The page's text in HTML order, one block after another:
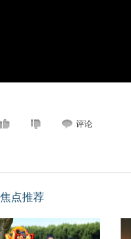
评论
焦点推荐